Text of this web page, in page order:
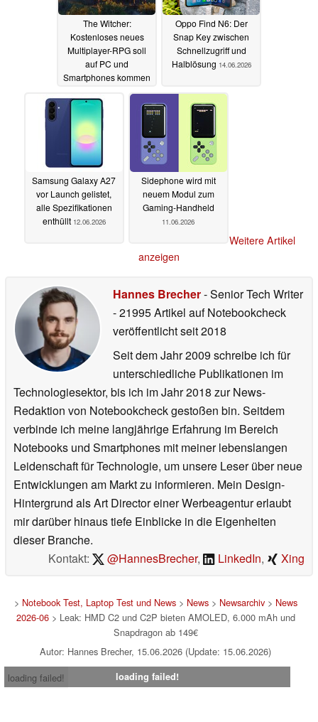
The Witcher:
Kostenloses neues
Multiplayer-RPG soll
auf PC und
Smartphones kommen
Oppo Find N6: Der
Snap Key zwischen
Schnellzugriff und
Halblösung 14.06.2026
Samsung Galaxy A27
vor Launch gelistet,
alle Spezifikationen
enthüllt 12.06.2026
Sidephone wird mit
neuem Modul zum
Gaming-Handheld
11.06.2026
Weitere Artikel
anzeigen
Hannes Brecher- Senior Tech Writer
- 21995 Artikel auf Notebookcheck
veröffentlichtseit 2018
Seit dem Jahr 2009 schreibe ich für
unterschiedliche Publikationen im
Technologiesektor, bis ich im Jahr 2018 zur News-
Redaktion von Notebookcheck gestoßen bin. Seitdem
verbinde ich meine langjährige Erfahrung im Bereich
Notebooks und Smartphones mit meiner lebenslangen
Leidenschaft für Technologie, um unsere Leser über neue
Entwicklungen am Markt zu informieren. Mein Design-
Hintergrund als Art Director einer Werbeagentur erlaubt
mir darüber hinaus tiefe Einblicke in die Eigenheiten
dieser Branche.
Kontakt:
@HannesBrecher, LinkedIn, Xing
> Notebook Test, Laptop Test und News> News> Newsarchiv> News
2026-06> Leak: HMD C2 und C2P bieten AMOLED, 6.000 mAh und
Snapdragon ab 149€
Autor: Hannes Brecher, 15.06.2026 (Update: 15.06.2026)
loading failed!
loading failed!